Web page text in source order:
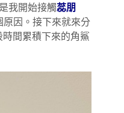
我開始接觸蕊朋
原因。接下來就來分
時間累積下來的角鯊